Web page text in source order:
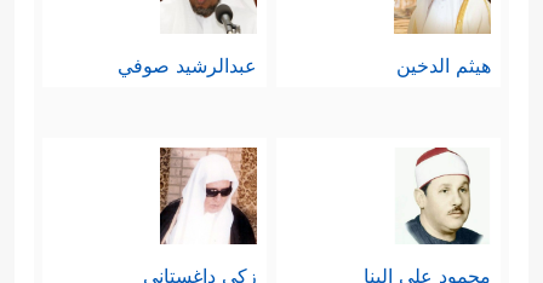
هيثم الدخين عبدالرشيد صوفي
محمود علي البنا زكي داغستاني